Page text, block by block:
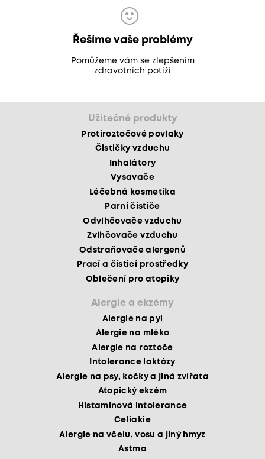
Řešíme vaše problémy
Pomůžeme vám se zlepšením
zdravotních potíží
Užitečné produkty
Protiroztočové povlaky
Čističky vzduchu
Inhalátory
Vysavače
Léčebná kosmetika
Parní čističe
Odvlhčovače vzduchu
Zvlhčovače vzduchu
Odstraňovače alergenů
Prací a čisticí prostředky
Oblečení pro atopiky
Alergie a ekzémy
Alergie na pyl
Alergie na mléko
Alergie na roztoče
Intolerance laktózy
Alergie na psy, kočky a jiná zvířata
Atopický ekzém
Histaminová intolerance
Celiakie
Alergie na včelu, vosu a jiný hmyz
Astma